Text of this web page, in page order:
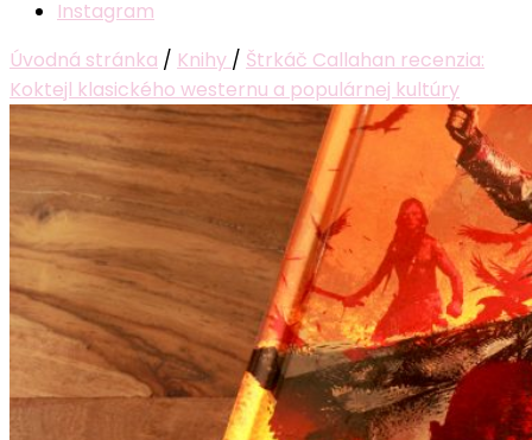
Instagram
Úvodná stránka / Knihy / Štrkáč Callahan recenzia:
Koktejl klasického westernu a populárnej kultúry